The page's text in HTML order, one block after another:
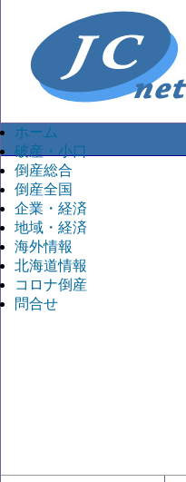
ホーム
破産・小口
倒産総合
倒産全国
企業・経済
地域・経済
海外情報
北海道情報
コロナ倒産
問合せ